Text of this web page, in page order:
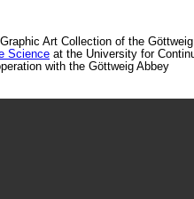
Art Collection of the
Science at the University for
with the Göttweig Abbey